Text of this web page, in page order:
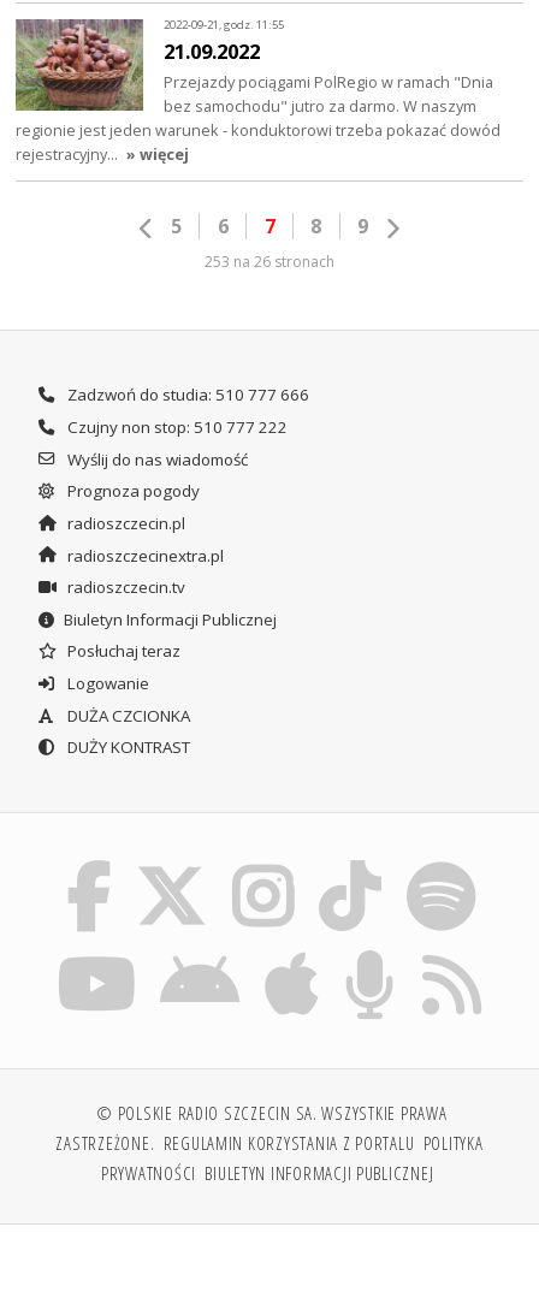
2022-09-21, godz. 11:55
21.09.2022
Przejazdy pociągami PolRegio w ramach "Dnia
bez samochodu" jutro za darmo. W naszym
regionie jest jeden warunek - konduktorowi trzeba pokazać dowód
rejestracyjny… » więcej
5 6 7 8 9
253 na 26 stronach
Zadzwoń do studia: 510 777 666
Czujny non stop: 510 777 222
Wyślij do nas wiadomość
Prognoza pogody
radioszczecin.pl
radioszczecinextra.pl
radioszczecin.tv
Biuletyn Informacji Publicznej
Posłuchaj teraz
Logowanie
DUŻA CZCIONKA
DUŻY KONTRAST
© POLSKIE RADIO SZCZECIN SA. WSZYSTKIE PRAWA
ZASTRZEŻONE. REGULAMIN KORZYSTANIA Z PORTALU POLITYKA
PRYWATNOŚCI BIULETYN INFORMACJI PUBLICZNEJ